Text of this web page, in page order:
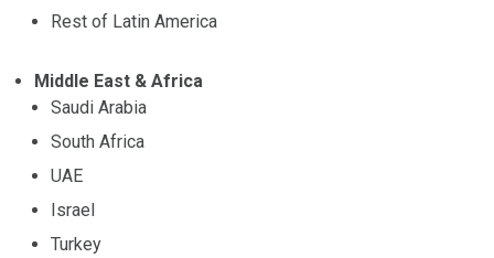
Rest of Latin America
Middle East & Africa
Saudi Arabia
South Africa
UAE
Israel
Turkey